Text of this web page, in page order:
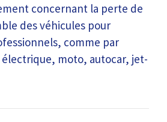
concernant la perte de
des véhicules pour
comme par
moto, autocar, jet-